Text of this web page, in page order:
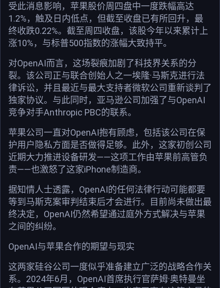
受此消息影响，苹果股价周四盘中一度跌幅高达
1.2%，触及日内低点，但截至收盘已有所回升，最
终收跌0.22%。截至周四收盘，该股今年以来累计上
涨10%，与标普500指数的涨幅大致持平。
对OpenAI而言，这场裂痕加剧了科技界关系的分
裂。该公司正与联合创始人之一埃隆·马斯克进行法
律诉讼，并且最近与最大支持者微软公司重新谈判了
独家协议。与此同时，亚马逊公司加强了与OpenAI
竞争对手Anthropic PBC的联系。
苹果公司一直对OpenAI抱有顾虑，包括该公司在保
护用户隐私方面是否做得足够。此外，这家初创公司
近期大力推进设备研发——这项工作由苹果前高管负
责——也激怒了这家iPhone制造商。
据知情人士透露，OpenAI的任何法律行动可能都要
等到马斯克案审判结束后才会进行。目前尚未做出最
终决定，OpenAI仍然希望通过庭外方式解决与苹果
之间的纠纷。
OpenAI与苹果合作的期望与现实
这两家硅谷公司一度似乎准备建立广泛的战略合作关
系。2024年6月，OpenAI首席执行官萨姆·奥特曼坐